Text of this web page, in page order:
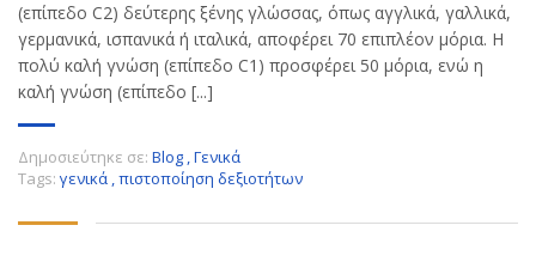
(επίπεδο C2) δεύτερης ξένης γλώσσας, όπως αγγλικά, γαλλικά,
γερμανικά, ισπανικά ή ιταλικά, αποφέρει 70 επιπλέον μόρια. Η
πολύ καλή γνώση (επίπεδο C1) προσφέρει 50 μόρια, ενώ η
καλή γνώση (επίπεδο [...]
Δημοσιεύτηκε σε: Blog ,Γενικά
Tags: γενικά ,πιστοποίηση δεξιοτήτων